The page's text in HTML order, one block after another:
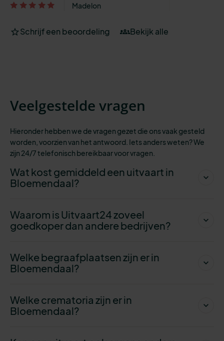
Madelon
Schrijf een beoordeling Bekijk alle
Veelgestelde vragen
Hieronder hebben we de vragen gezet die ons vaak gesteld
worden, voorzienvan het antwoord. Iets anders weten? We
zijn 24/7 telefonisch bereikbaar voor vragen.
Wat kost gemiddeld een uitvaart in
Bloemendaal?
Waarom is Uitvaart24 zoveel
goedkoper dan andere bedrijven?
Welke begraafplaatsen zijn er in
Bloemendaal?
Welke crematoria zijn er in
Bloemendaal?